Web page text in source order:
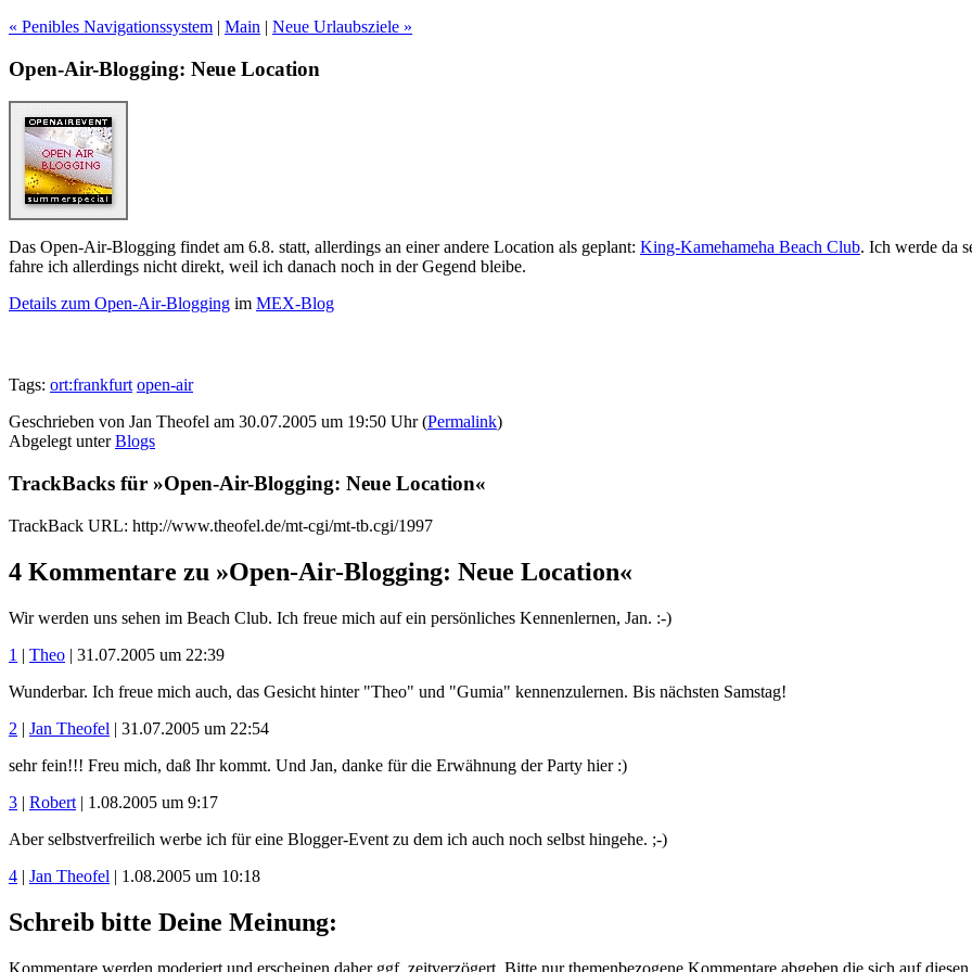
« Penibles Navigationssystem | Main | Neue Urlaubsziele »
Open-Air-Blogging: Neue Location
Das Open-Air-Blogging findet am 6.8. statt, allerdings an einer andere Location als geplant: King-Kamehameha Beach Club. Ich werde da
fahre ich allerdings nicht direkt, weil ich danach noch in der Gegend bleibe.
Details zum Open-Air-Blogging im MEX-Blog
Tags: ort:frankfurt open-air
Geschrieben von Jan Theofel am 30.07.2005 um 19:50 Uhr (Permalink)
Abgelegt unterBlogs
TrackBacks für »Open-Air-Blogging: Neue Location«
TrackBack URL: http://www.theofel.de/mt-cgi/mt-tb.cgi/1997
4 Kommentare zu »Open-Air-Blogging: Neue Location«
Wir werden uns sehen im Beach Club. Ich freue mich auf ein persönliches Kennenlernen, Jan. :-)
1 | Theo | 31.07.2005 um 22:39
Wunderbar. Ich freue mich auch, das Gesicht hinter "Theo" und "Gumia" kennenzulernen. Bis nächsten Samstag!
2 | Jan Theofel | 31.07.2005 um 22:54
sehr fein!!! Freu mich, daß Ihr kommt. Und Jan, danke für die Erwähnung der Party hier :)
3 | Robert | 1.08.2005 um 9:17
Aber selbstverfreilich werbe ich für eine Blogger-Event zu dem ich auch noch selbst hingehe. ;-)
4 | Jan Theofel | 1.08.2005 um 10:18
Schreib bitte Deine Meinung:
Kommentare werden moderiert und erscheinen daher ggf. zeitverzögert. Bitte nur themenbezogene Kommentare abgeben die sich auf diesen